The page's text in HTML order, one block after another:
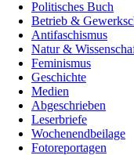
Politisches Buch
Betrieb &
Antifaschismus
Natur &
Feminismus
Geschichte
Medien
Abgeschrieben
Leserbriefe
Wochenendbeilage
Fotoreportagen